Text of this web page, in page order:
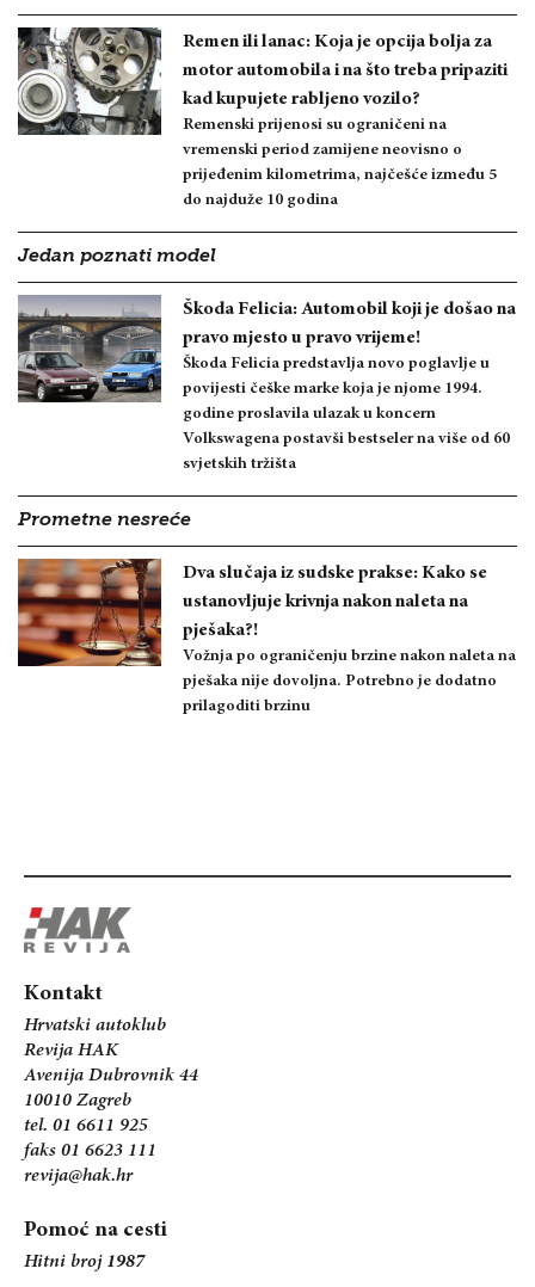
Remen ili lanac: Koja je opcija bolja za
motor automobila i na što treba pripaziti
kad kupujete rabljeno vozilo?
Remenski prijenosi su ograničeni na
vremenski period zamijene neovisno o
prijeđenim kilometrima, najčešće između 5
do najduže 10 godina
Jedan poznati model
Škoda Felicia: Automobil koji je došao na
pravo mjesto u pravo vrijeme!
Škoda Felicia predstavlja novo poglavlje u
povijesti češke marke koja je njome 1994.
godine proslavila ulazak u koncern
Volkswagena postavši bestseler na više od 60
svjetskih tržišta
Prometne nesreće
Dva slučaja iz sudske prakse: Kako se
ustanovljuje krivnja nakon naleta na
pješaka?!
Vožnja po ograničenju brzine nakon naleta na
pješaka nije dovoljna. Potrebno je dodatno
prilagoditi brzinu
Kontakt
Hrvatski autoklub
Revija HAK
Avenija Dubrovnik 44
10010 Zagreb
tel. 01 6611 925
faks 01 6623 111
revija@hak.hr
Pomoć na cesti
Hitni broj 1987